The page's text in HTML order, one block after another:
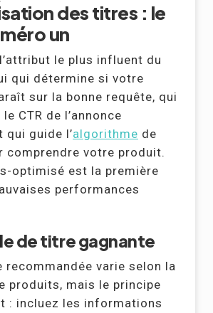
des titres : le
un
le plus influent du
qui détermine si votre
sur la bonne requête, qui
CTR de l’annonce
qui guide l’algorithme de
comprendre votre produit.
optimisé est la première
performances
de titre gagnante
recommandée varie selon la
produits, mais le principe
: incluez les informations